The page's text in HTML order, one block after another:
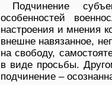
Подчинение
особенностей
настроения и мнения
внешне навязанное,
на свободу,
в виде просьбы.
подчинение –